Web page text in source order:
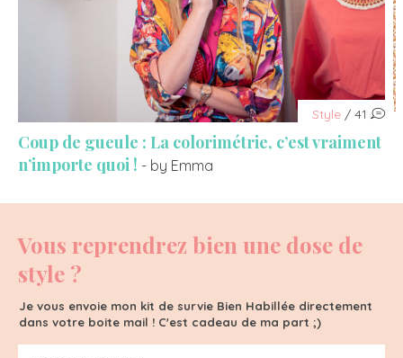
Style / 41
Coup de gueule : La colorimétrie, c’est vraiment
n’importe quoi ! - by Emma
Vous reprendrez bien une dose de
style ?
Je vous envoie mon kit de survie Bien Habillée directement
dans votre boite mail ! C'est cadeau de ma part ;)